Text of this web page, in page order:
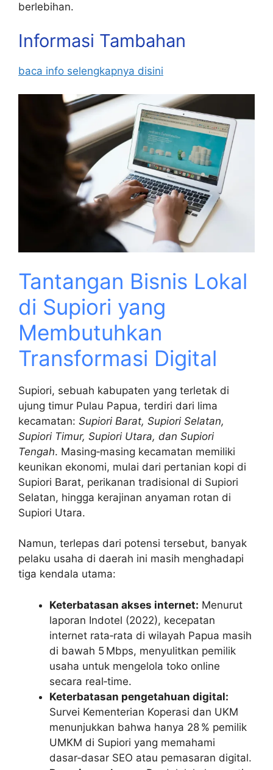
berlebihan.
Informasi Tambahan
baca info selengkapnya disini
Tantangan Bisnis Lokal
di Supiori yang
Membutuhkan
Transformasi Digital
Supiori, sebuah kabupaten yang terletak di
ujung timur Pulau Papua, terdiri dari lima
kecamatan: Supiori Barat, Supiori Selatan,
Supiori Timur, Supiori Utara, dan Supiori
Tengah. Masing‑masing kecamatan memiliki
keunikan ekonomi, mulai dari pertanian kopi di
Supiori Barat, perikanan tradisional di Supiori
Selatan, hingga kerajinan anyaman rotan di
Supiori Utara.
Namun, terlepas dari potensi tersebut, banyak
pelaku usaha di daerah ini masih menghadapi
tiga kendala utama:
Keterbatasan akses internet: Menurut
laporan Indotel (2022), kecepatan
internet rata‑rata di wilayah Papua masih
di bawah 5 Mbps, menyulitkan pemilik
usaha untuk mengelola toko online
secara real‑time.
Keterbatasan pengetahuan digital:
Survei Kementerian Koperasi dan UKM
menunjukkan bahwa hanya 28 % pemilik
UMKM di Supiori yang memahami
dasar‑dasar SEO atau pemasaran digital.